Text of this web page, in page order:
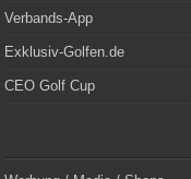
Verbands-App
Exklusiv-Golfen.de
CEO Golf Cup